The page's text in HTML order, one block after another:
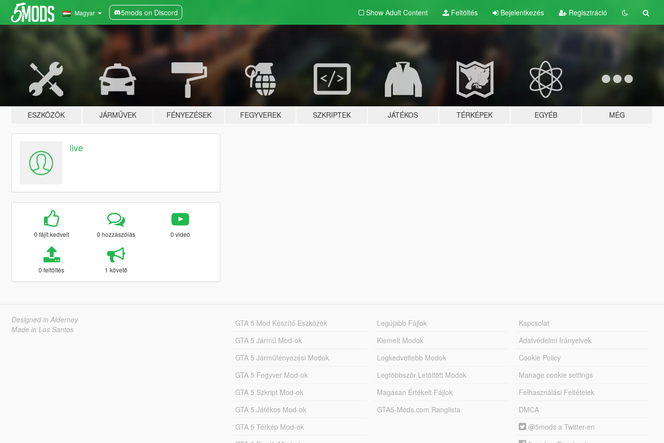
Magyar 5mods on Discord Show Adult Content Feltöltés Bejelentkezés Regisztráció
ESZKÖZÖK JÁRMŰVEK FÉNYEZÉSEK FEGYVEREK SZKRIPTEK JÁTÉKOS TÉRKÉPEK EGYÉB MÉG
live
0 fájlt kedvelt 0 hozzászólás 0 videó
0 feltöltés 1 követő
Designed in Alderney
Made in Los Santos
GTA 5 Mod Készítő Eszközök
GTA 5 Jármű Mod-ok
GTA 5 Járműfényezési Modok
GTA 5 Fegyver Mod-ok
GTA 5 Szkript Mod-ok
GTA 5 Játékos Mod-ok
GTA 5 Térkép Mod-ok
Legújabb Fájlok
Kiemelt Modok
Legkedveltebb Modok
Legtöbbször Letöltött Modok
Magasan Értékelt Fájlok
GTA5-Mods.com Ranglista
Kapcsolat
Adatvédelmi Irányelvek
Cookie Policy
Manage cookie settings
Felhasználási Feltételek
DMCA
@5mods a Twitter-en